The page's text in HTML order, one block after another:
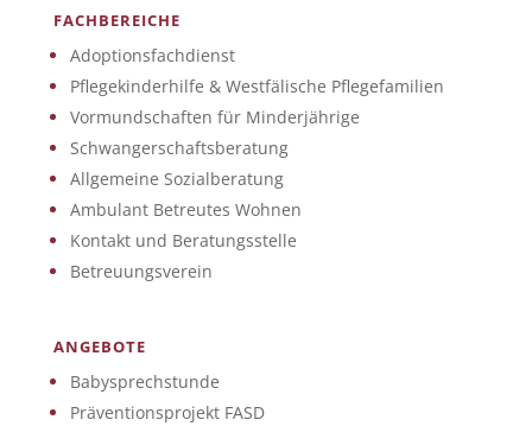
FACHBEREICHE
Adoptionsfachdienst
Pflegekinderhilfe & Westfälische Pflegefamilien
Vormundschaften für Minderjährige
Schwangerschaftsberatung
Allgemeine Sozialberatung
Ambulant Betreutes Wohnen
Kontakt und Beratungsstelle
Betreuungsverein
ANGEBOTE
Babysprechstunde
Präventionsprojekt FASD